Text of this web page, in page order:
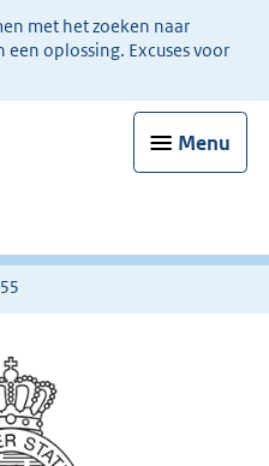
met het zoeken naar
oplossing. Excuses voor
Menu